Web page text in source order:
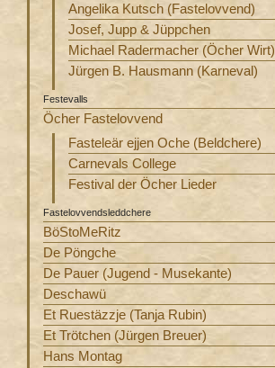
Angelika Kutsch (Fastelovvend)
Josef, Jupp & Jüppchen
Michael Radermacher (Öcher Wirt)
Jürgen B. Hausmann (Karneval)
Festevalls
Öcher Fastelovvend
Fasteleär ejjen Oche (Beldchere)
Carnevals College
Festival der Öcher Lieder
Fastelovvendsleddchere
BöStoMeRitz
De Pöngche
De Pauer (Jugend - Musekante)
Deschawü
Et Ruestäzzje (Tanja Rubin)
Et Trötchen (Jürgen Breuer)
Hans Montag